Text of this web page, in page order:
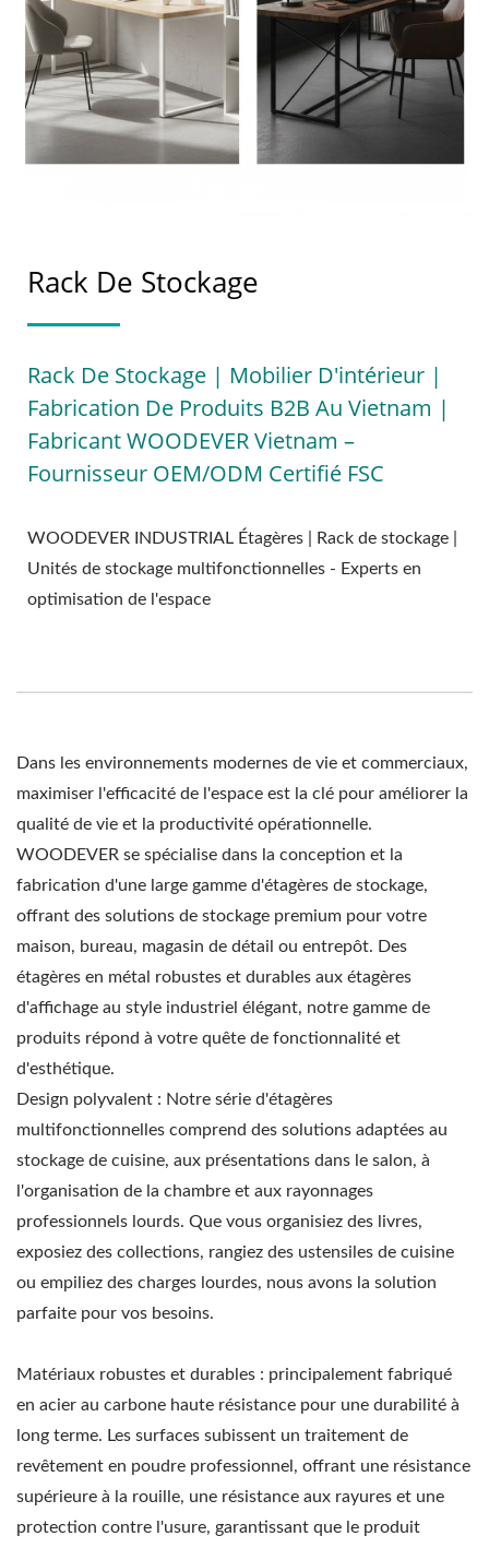
Rack De Stockage
Rack De Stockage | Mobilier D'intérieur |
Fabrication De Produits B2B Au Vietnam |
Fabricant WOODEVER Vietnam –
Fournisseur OEM/ODM Certifié FSC
WOODEVER INDUSTRIAL Étagères | Rack de stockage |
Unités de stockage multifonctionnelles - Experts en
optimisation de l'espace
Dans les environnements modernes de vie et commerciaux,
maximiser l'efficacité de l'espace est la clé pour améliorer la
qualité de vie et la productivité opérationnelle.
WOODEVER se spécialise dans la conception et la
fabrication d'une large gamme d'étagères de stockage,
offrant des solutions de stockage premium pour votre
maison, bureau, magasin de détail ou entrepôt. Des
étagères en métal robustes et durables aux étagères
d'affichage au style industriel élégant, notre gamme de
produits répond à votre quête de fonctionnalité et
d'esthétique.
Design polyvalent : Notre série d'étagères
multifonctionnelles comprend des solutions adaptées au
stockage de cuisine, aux présentations dans le salon, à
l'organisation de la chambre et aux rayonnages
professionnels lourds. Que vous organisiez des livres,
exposiez des collections, rangiez des ustensiles de cuisine
ou empiliez des charges lourdes, nous avons la solution
parfaite pour vos besoins.
Matériaux robustes et durables : principalement fabriqué
en acier au carbone haute résistance pour une durabilité à
long terme. Les surfaces subissent un traitement de
revêtement en poudre professionnel, offrant une résistance
supérieure à la rouille, une résistance aux rayures et une
protection contre l'usure, garantissant que le produit